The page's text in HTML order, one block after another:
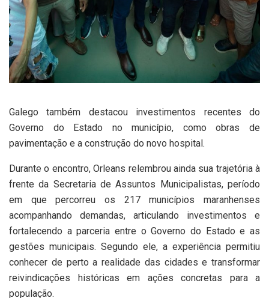
Galego também destacou investimentos recentes do
Governo do Estado no município, como obras de
pavimentação e a construção do novo hospital.
Durante o encontro, Orleans relembrou ainda sua trajetória à
frente da Secretaria de Assuntos Municipalistas, período
em que percorreu os 217 municípios maranhenses
acompanhando demandas, articulando investimentos e
fortalecendo a parceria entre o Governo do Estado e as
gestões municipais. Segundo ele, a experiência permitiu
conhecer de perto a realidade das cidades e transformar
reivindicações históricas em ações concretas para a
população.